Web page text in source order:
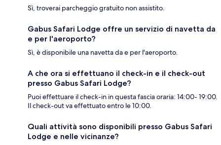
Sì, troverai parcheggio gratuito non assistito.
Gabus Safari Lodge offre un servizio di navetta da
e per l'aeroporto?
Sì, è disponibile una navetta da e per l'aeroporto.
A che ora si effettuano il check-in e il check-out
presso Gabus Safari Lodge?
Puoi effettuare il check-in in questa fascia oraria: 14:00- 19:00.
Il check-out va effettuato entro le 10:00.
Quali attività sono disponibili presso Gabus Safari
Lodge e nelle vicinanze?